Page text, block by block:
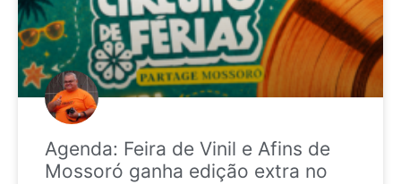
Agenda: Feira de Vinil e Afins de
Mossoró ganha edição extra no